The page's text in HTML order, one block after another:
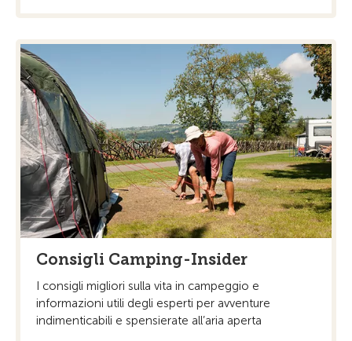
Consigli Camping-Insider
I consigli migliori sulla vita in campeggio e
informazioni utili degli esperti per avventure
indimenticabili e spensierate all’aria aperta